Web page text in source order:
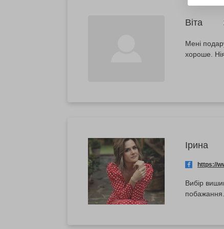
Віта
Мені
хороше.
Ірина
https://
Вибір